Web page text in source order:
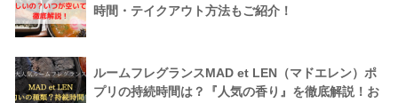
時間・テイクアウト方法もご紹介！
ルームフレグランスMAD et LEN（マドエレン）ポ
プリの持続時間は？『人気の香り』を徹底解説！お